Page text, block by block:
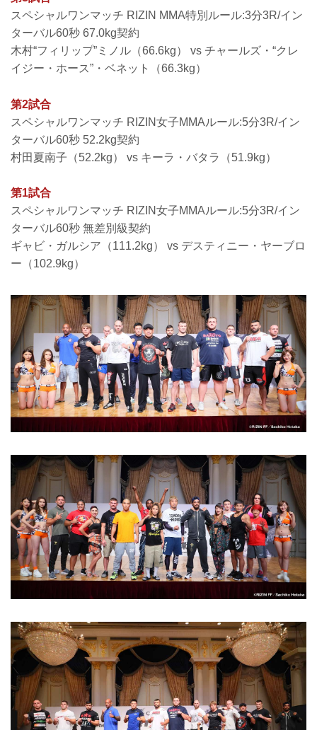
スペシャルワンマッチ RIZIN MMA特別ルール:3分3R/イン
ターバル60秒 67.0kg契約
木村“フィリップ”ミノル（66.6kg） vs チャールズ・“クレ
イジー・ホース”・ベネット（66.3kg）
第2試合
スペシャルワンマッチ RIZIN女子MMAルール:5分3R/イン
ターバル60秒 52.2kg契約
村田夏南子（52.2kg） vs キーラ・バタラ（51.9kg）
第1試合
スペシャルワンマッチ RIZIN女子MMAルール:5分3R/イン
ターバル60秒 無差別級契約
ギャビ・ガルシア（111.2kg） vs デスティニー・ヤーブロ
ー（102.9kg）